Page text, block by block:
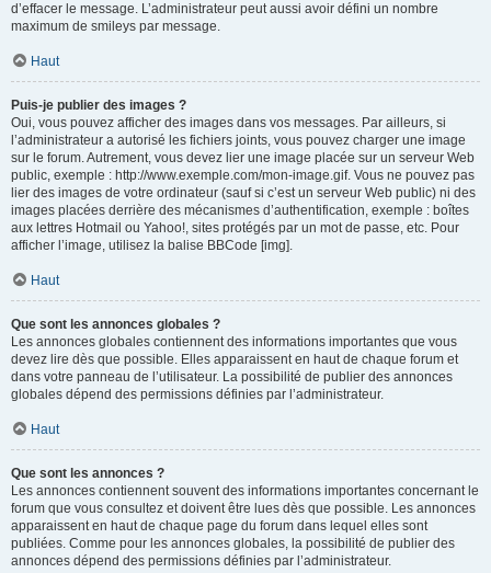
d’effacer le message. L’administrateur peut aussi avoir défini un nombre
maximum de smileys par message.
Haut
Puis-je publier des images ?
Oui, vous pouvez afficher des images dans vos messages. Par ailleurs, si
l’administrateur a autorisé les fichiers joints, vous pouvez charger une image
sur le forum. Autrement, vous devez lier une image placée sur un serveur Web
public, exemple : http://www.exemple.com/mon-image.gif. Vous ne pouvez pas
lier des images de votre ordinateur (sauf si c’est un serveur Web public) ni des
images placées derrière des mécanismes d’authentification, exemple : boîtes
aux lettres Hotmail ou Yahoo!, sites protégés par un mot de passe, etc. Pour
afficher l’image, utilisez la balise BBCode [img].
Haut
Que sont les annonces globales ?
Les annonces globales contiennent des informations importantes que vous
devez lire dès que possible. Elles apparaissent en haut de chaque forum et
dans votre panneau de l’utilisateur. La possibilité de publier des annonces
globales dépend des permissions définies par l’administrateur.
Haut
Que sont les annonces ?
Les annonces contiennent souvent des informations importantes concernant le
forum que vous consultez et doivent être lues dès que possible. Les annonces
apparaissent en haut de chaque page du forum dans lequel elles sont
publiées. Comme pour les annonces globales, la possibilité de publier des
annonces dépend des permissions définies par l’administrateur.